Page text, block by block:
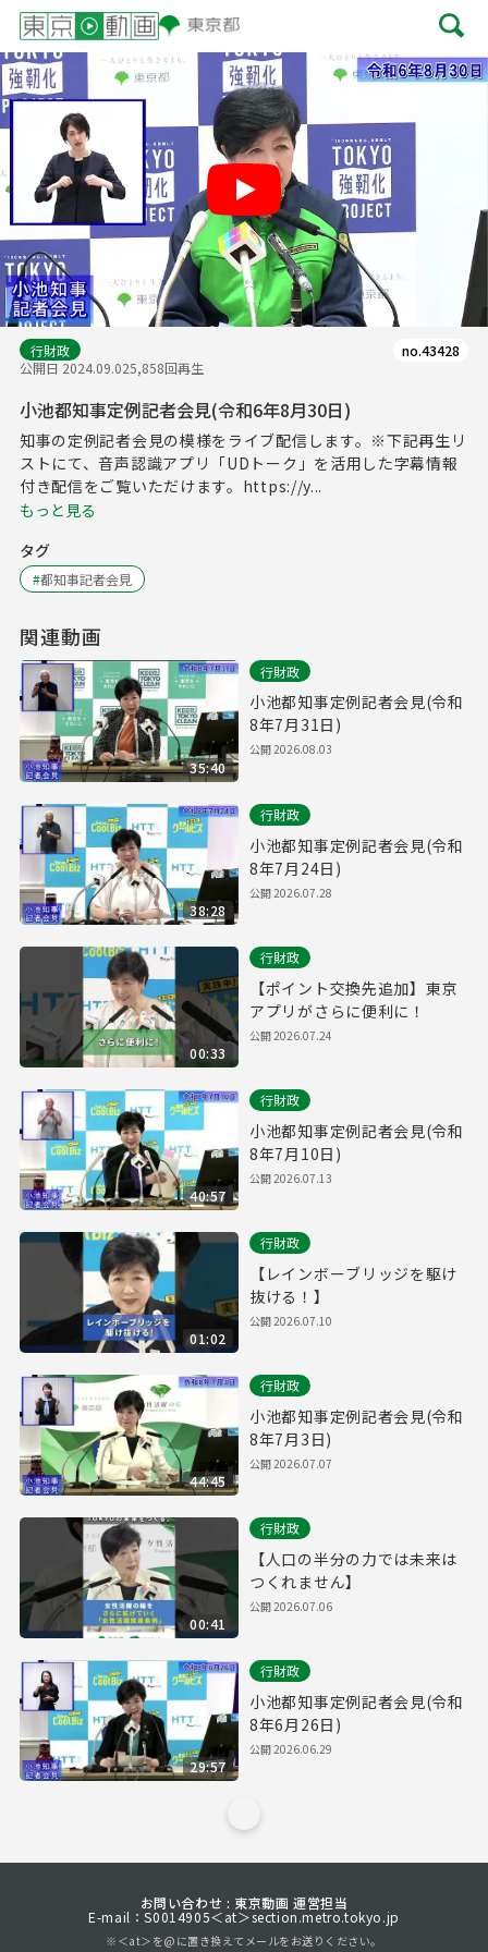
Play
行財政
公開日 2024.09.025,858回再生
no.43428
小池都知事定例記者会見(令和6年8月30日)
知事の定例記者会見の模様をライブ配信します。※下記再生リ
ストにて、音声認識アプリ「UDトーク」を活用した字幕情報
付き配信をご覧いただけます。https://y...
もっと見る
タグ
#都知事記者会見
関連動画
35:40
行財政
小池都知事定例記者会見(令和
8年7月31日)
公開2026.08.03
38:28
行財政
小池都知事定例記者会見(令和
8年7月24日)
公開2026.07.28
00:33
行財政
【ポイント交換先追加】東京
アプリがさらに便利に！
公開2026.07.24
40:57
行財政
小池都知事定例記者会見(令和
8年7月10日)
公開2026.07.13
01:02
行財政
【レインボーブリッジを駆け
抜ける！】
公開2026.07.10
44:45
行財政
小池都知事定例記者会見(令和
8年7月3日)
公開2026.07.07
00:41
行財政
【人口の半分の力では未来は
つくれません】
公開2026.07.06
29:57
行財政
小池都知事定例記者会見(令和
8年6月26日)
公開2026.06.29
お問い合わせ : 東京動画 運営担当
E-mail：S0014905＜at＞section.metro.tokyo.jp
※＜at＞を@に置き換えてメールをお送りください。